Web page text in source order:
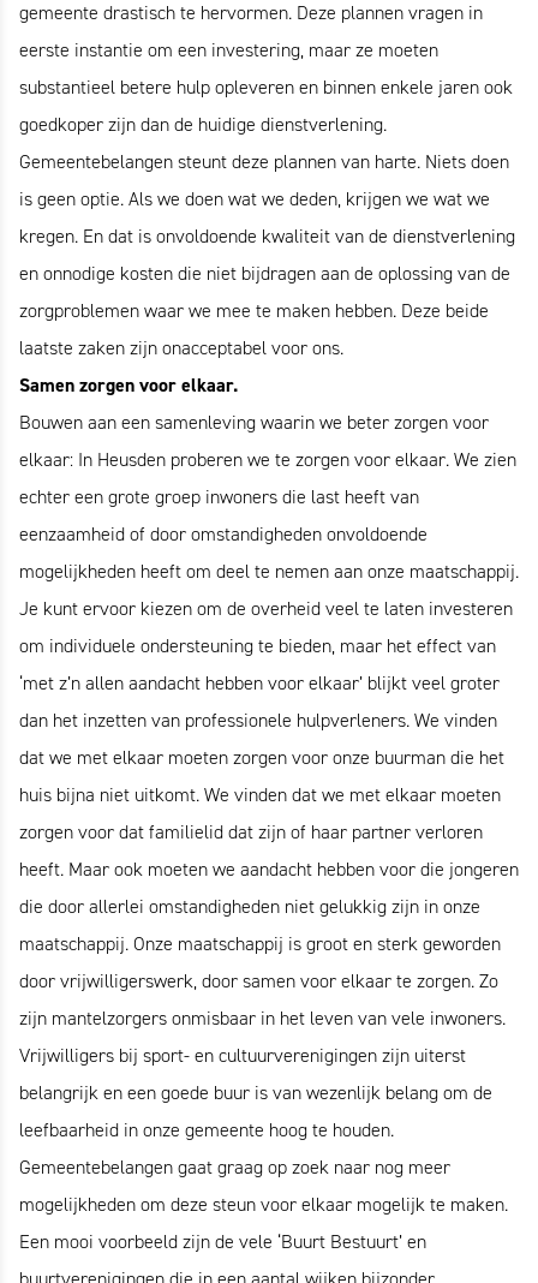
gemeente drastisch te hervormen. Deze plannen vragen in
eerste instantie om een investering, maar ze moeten
substantieel betere hulp opleveren en binnen enkele jaren ook
goedkoper zijn dan de huidige dienstverlening.
Gemeentebelangen steunt deze plannen van harte. Niets doen
is geen optie. Als we doen wat we deden, krijgen we wat we
kregen. En dat is onvoldoende kwaliteit van de dienstverlening
en onnodige kosten die niet bijdragen aan de oplossing van de
zorgproblemen waar we mee te maken hebben. Deze beide
laatste zaken zijn onacceptabel voor ons.
Samen zorgen voor elkaar.
Bouwen aan een samenleving waarin we beter zorgen voor
elkaar: In Heusden proberen we te zorgen voor elkaar. We zien
echter een grote groep inwoners die last heeft van
eenzaamheid of door omstandigheden onvoldoende
mogelijkheden heeft om deel te nemen aan onze maatschappij.
Je kunt ervoor kiezen om de overheid veel te laten investeren
om individuele ondersteuning te bieden, maar het effect van
‘met z’n allen aandacht hebben voor elkaar’ blijkt veel groter
dan het inzetten van professionele hulpverleners. We vinden
dat we met elkaar moeten zorgen voor onze buurman die het
huis bijna niet uitkomt. We vinden dat we met elkaar moeten
zorgen voor dat familielid dat zijn of haar partner verloren
heeft. Maar ook moeten we aandacht hebben voor die jongeren
die door allerlei omstandigheden niet gelukkig zijn in onze
maatschappij. Onze maatschappij is groot en sterk geworden
door vrijwilligerswerk, door samen voor elkaar te zorgen. Zo
zijn mantelzorgers onmisbaar in het leven van vele inwoners.
Vrijwilligers bij sport- en cultuurverenigingen zijn uiterst
belangrijk en een goede buur is van wezenlijk belang om de
leefbaarheid in onze gemeente hoog te houden.
Gemeentebelangen gaat graag op zoek naar nog meer
mogelijkheden om deze steun voor elkaar mogelijk te maken.
Een mooi voorbeeld zijn de vele ‘Buurt Bestuurt’ en